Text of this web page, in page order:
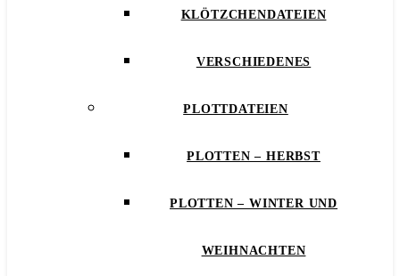
KLÖTZCHENDATEIEN
VERSCHIEDENES
PLOTTDATEIEN
PLOTTEN – HERBST
PLOTTEN – WINTER UND
WEIHNACHTEN